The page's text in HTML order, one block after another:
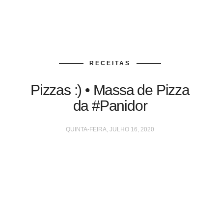
RECEITAS
Pizzas :) • Massa de Pizza
da #Panidor
QUINTA-FEIRA, JULHO 16, 2020